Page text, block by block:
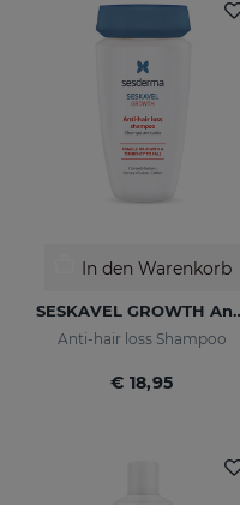
In den Warenkorb
SESKAVEL
Anti-hair loss Shampoo
€ 18,95